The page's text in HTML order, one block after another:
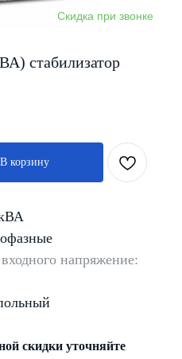
стабилизатор
В корзину
напряжение:
скидки уточняйте